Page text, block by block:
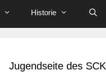
Historie
Jugendseite des SCK